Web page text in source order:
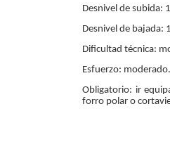
Desnivel de subida:
Desnivel de bajada:
Dificultad técnica:
Esfuerzo: moderado.
Obligatorio: ir
forro polar o